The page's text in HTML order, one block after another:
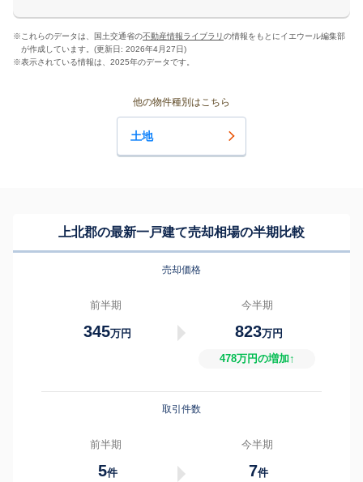
※ これらのデータは、国土交通省の不動産情報ライブラリの情報をもとにイエウール編集部
が作成しています。(更新日: 2026年4月27日)
※表示されている情報は、2025年のデータです。
他の物件種別はこちら
土地
上北郡の最新一戸建て売却相場の半期比較
売却価格
前半期
345万円
今半期
823万円
478万円の増加↑
取引件数
前半期
5件
今半期
7件